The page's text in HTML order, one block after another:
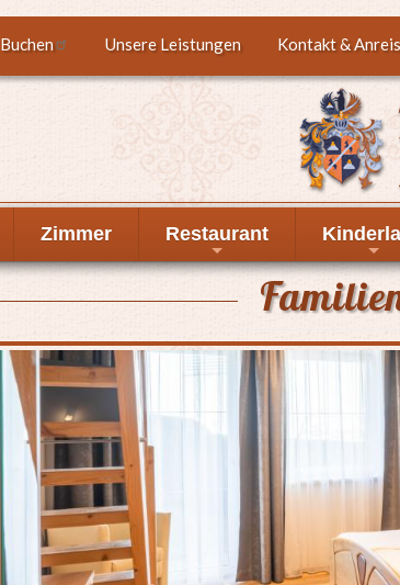
Buchen Unsere Leistungen Kontakt &
Zimmer
+
Restaurant
+